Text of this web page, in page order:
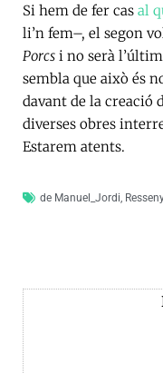
Si hem de fer cas al
li’n fem–, el segon
Porcs i no serà
sembla que això és
davant de la creació
diverses obres
Estarem atents.
de Manuel_Jordi,